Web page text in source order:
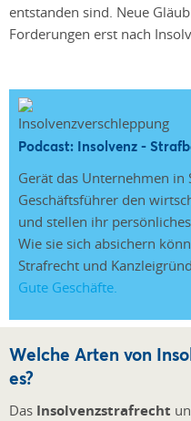
entstanden sind. Neue
Forderungen erst nach
Podcast: Insolvenz -
Gerät das Unternehmen in
Geschäftsführer den
und stellen ihr
Wie sie sich absichern
Strafrecht und
Gute Geschäfte.
Welche Arten von
es?
Das Insolvenzstrafrecht